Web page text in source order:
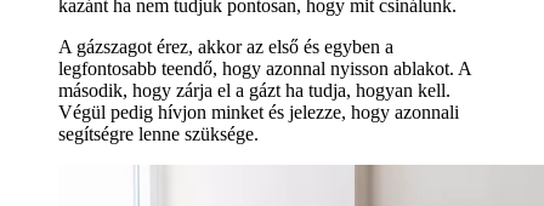
kazánt ha nem tudjuk pontosan, hogy mit csinálunk.
A gázszagot érez, akkor az első és egyben a
legfontosabb teendő, hogy azonnal nyisson ablakot. A
második, hogy zárja el a gázt ha tudja, hogyan kell.
Végül pedig hívjon minket és jelezze, hogy azonnali
segítségre lenne szüksége.